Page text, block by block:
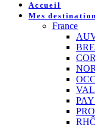
Accueil
Mes
France